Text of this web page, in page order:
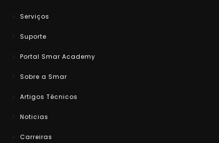
Serviços
Suporte
Portal Smar Academy
Sobre a Smar
Artigos Técnicos
Noticias
Carreiras